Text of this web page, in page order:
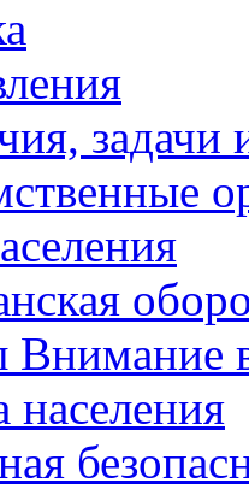
задачи
Внимание
населения